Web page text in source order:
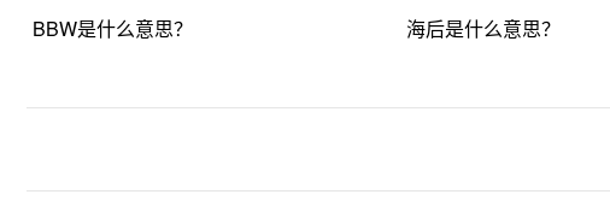
BBW是什么意思？ 海后是什么意思？